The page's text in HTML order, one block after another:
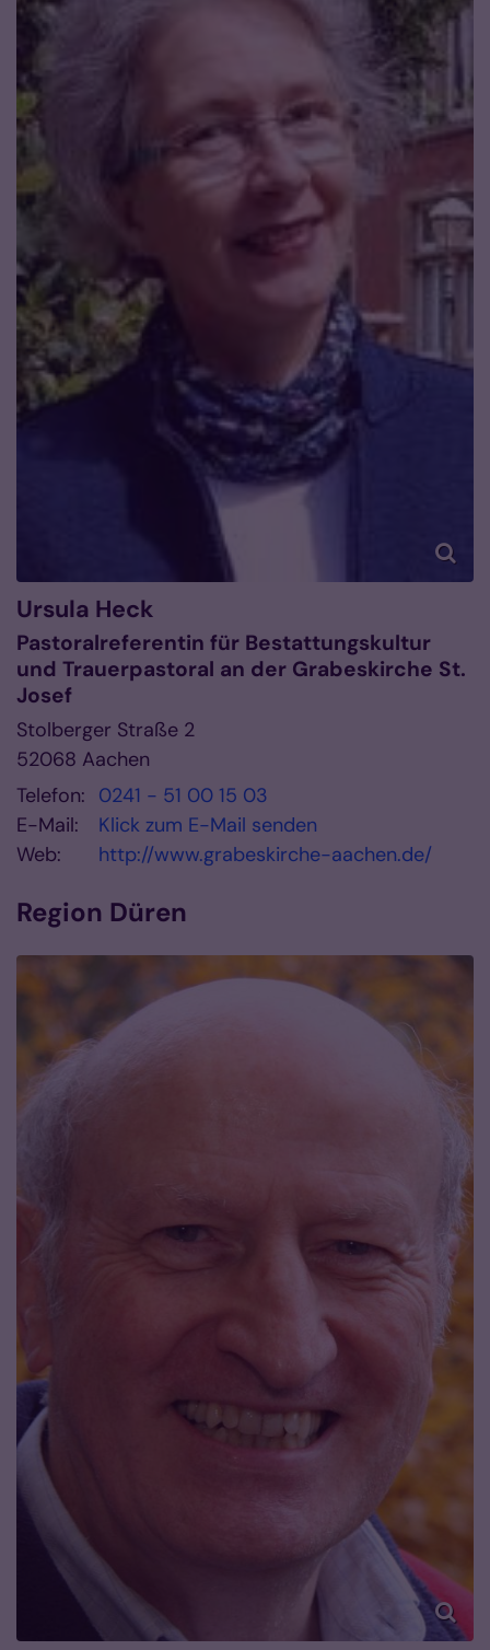
Ursula Heck
Pastoralreferentin für Bestattungskultur
und Trauerpastoral an der Grabeskirche St.
Josef
Stolberger Straße 2
52068 Aachen
Telefon: 0241 - 51 00 15 03
E-Mail:
Klick zum E-Mail senden
Web:
http://www.grabeskirche-aachen.de/
Region Düren